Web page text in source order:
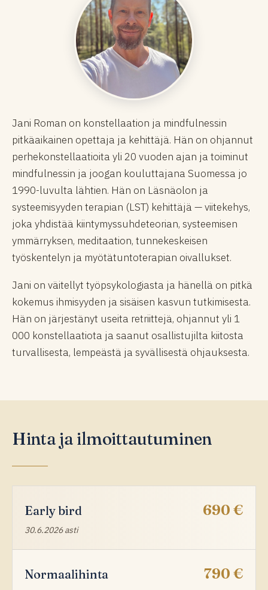
Jani Roman on konstellaation ja mindfulnessin
pitkäaikainen opettaja ja kehittäjä. Hän on ohjannut
perhekonstellaatioita yli 20 vuoden ajan ja toiminut
mindfulnessin ja joogan kouluttajana Suomessa jo
1990-luvulta lähtien. Hän on Läsnäolon ja
systeemisyyden terapian (LST) kehittäjä — viitekehys,
joka yhdistää kiintymyssuhdeteorian, systeemisen
ymmärryksen, meditaation, tunnekeskeisen
työskentelyn ja myötätuntoterapian oivallukset.
Jani on väitellyt työpsykologiasta ja hänellä on pitkä
kokemus ihmisyyden ja sisäisen kasvun tutkimisesta.
Hän on järjestänyt useita retriittejä, ohjannut yli 1
000 konstellaatiota ja saanut osallistujilta kiitosta
turvallisesta, lempeästä ja syvällisestä ohjauksesta.
Hinta ja ilmoittautuminen
Early bird
30.6.2026 asti
690 €
Normaalihinta 790 €